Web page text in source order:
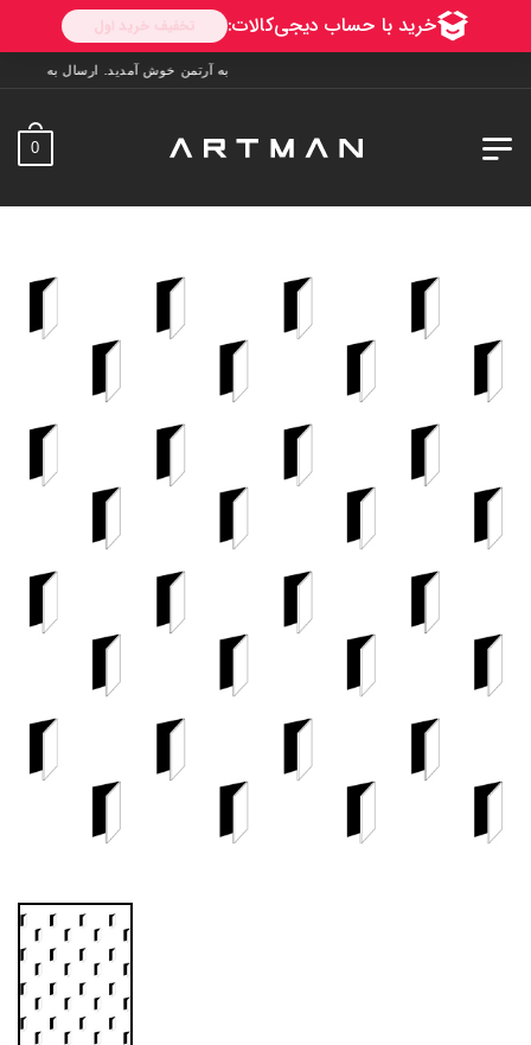
به آرتمن خوش آمدید. ارسال به سراسر ایران. 7 روز فرصت تست در منزل. 1 سال خدمات
0